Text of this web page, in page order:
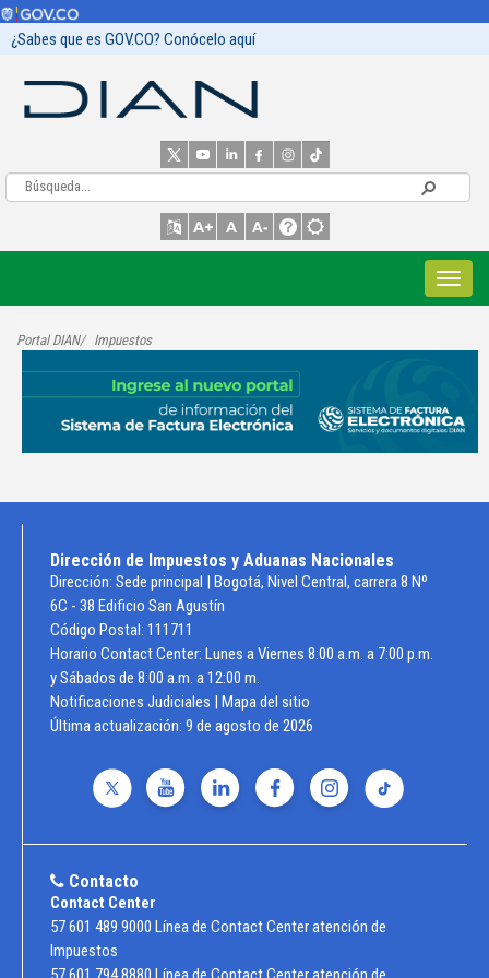
¿Sabes que es GOV.CO? Conócelo aquí
Portal DIAN Impuestos
Dirección de Impuestos y Aduanas Nacionales
Dirección: Sede principal | Bogotá, Nivel Central, carrera 8 Nº
6C - 38 Edificio San Agustín
Código Postal: 111711
Horario Contact Center: Lunes a Viernes 8:00 a.m. a 7:00 p.m.
y Sábados de 8:00 a.m. a 12:00 m.
Notificaciones Judiciales | Mapa del sitio
Última actualización: 9 de agosto de 2026
Contacto
Contact Center
57 601 489 9000 Línea de Contact Center atención de
Impuestos